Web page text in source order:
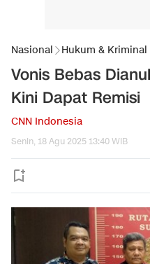
Nasional Hukum & Kriminal
Vonis Bebas
Kini Dapat Remisi
CNN Indonesia
Senin, 18 Agu 2025 13:40 WIB